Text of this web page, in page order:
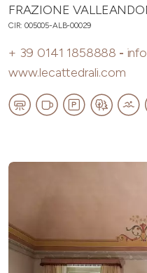
FRAZIONE
CIR: 005005-ALB-00029
+ 39 0141 1858888 -
www.lecattedrali.com